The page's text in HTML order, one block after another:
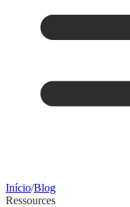
Início/Blog
Ressources